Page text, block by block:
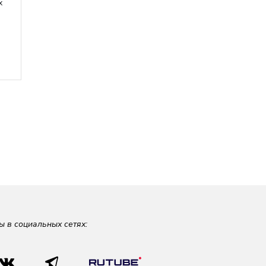
в социальных сетях: